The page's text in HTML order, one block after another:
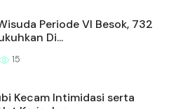
Periode VI Besok, 732
Di...
15
Kecam Intimidasi serta